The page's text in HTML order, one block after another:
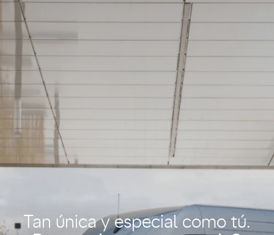
Tan única y especial como tú.